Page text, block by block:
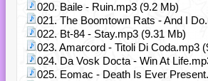
020. Baile - Ruin.mp3 (9.2 Mb)
021. The Boomtown Rats - And I
022. Bt-84 - Stay.mp3 (9.31 Mb)
023. Amarcord - Titoli Di Coda.mp3
024. Da Vosk Docta - Win At
025. Eomac - Death Is Ever